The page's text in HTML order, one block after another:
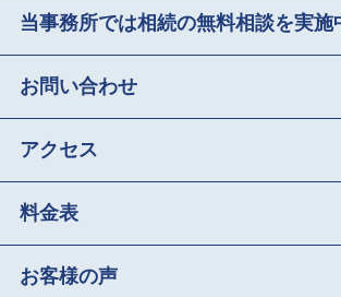
当事務所では相続の無料相談を実施
お問い合わせ
アクセス
料金表
お客様の声